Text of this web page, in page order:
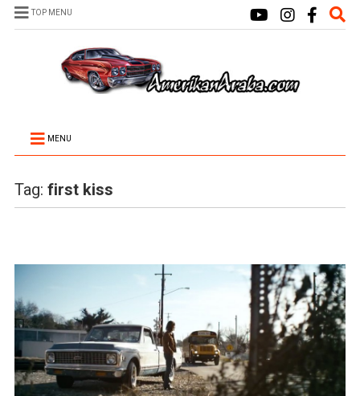
TOP MENU
MENU
Tag: first kiss